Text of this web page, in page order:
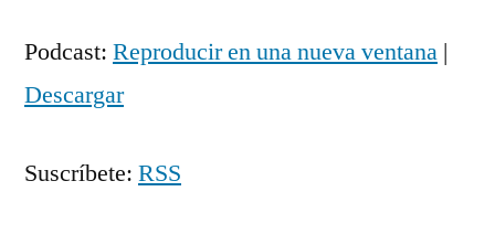
audio
Podcast: Reproducir en una nueva ventana |
Descargar
Suscríbete: RSS